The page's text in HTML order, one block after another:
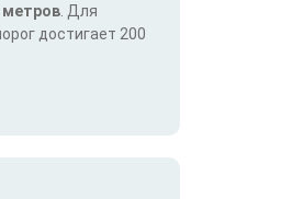
метров . Для
достигает 200